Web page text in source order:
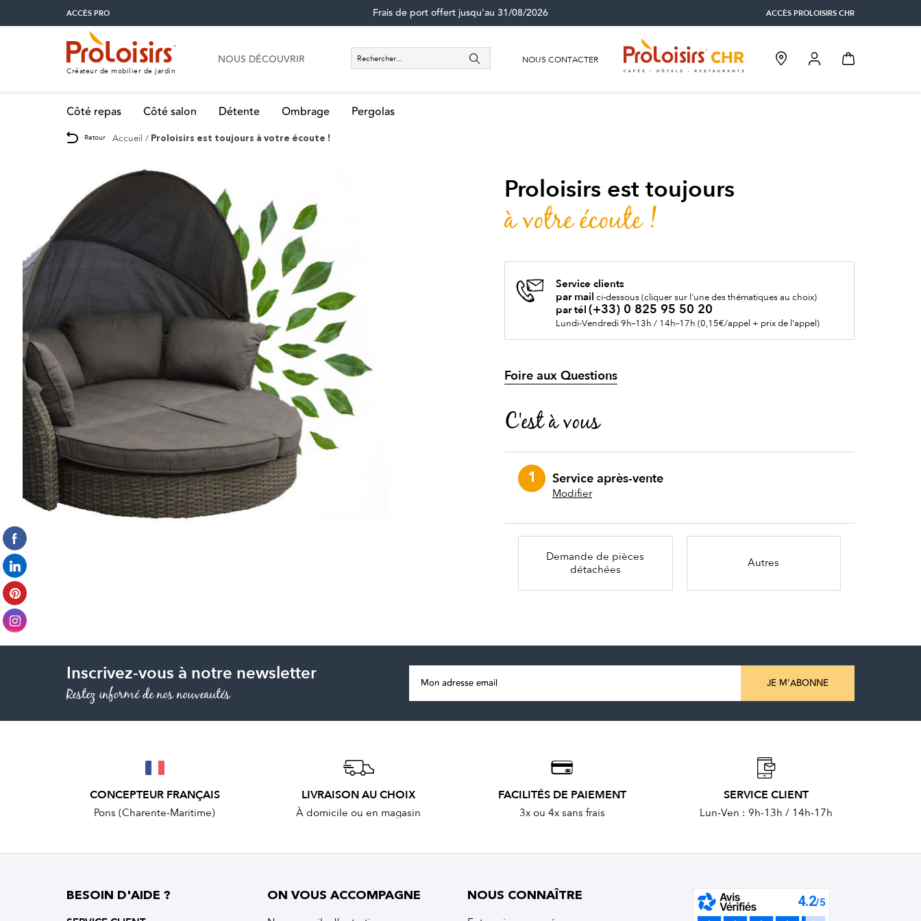
ACCÈS PRO ACCÈS PROLOISIRS CHR
Frais de port offert jusqu'au 31/08/2026
Créateur de mobilier de jardin
NOUS DÉCOUVRIR NOUS CONTACTER
Côté repas Côté salon Détente Ombrage Pergolas
Retour Accueil Proloisirs est toujours à votre écoute !
Proloisirs est toujours
à votre écoute !
Service clients
par mail ci-dessous (cliquer sur l'une des thématiques au choix)
par tél (+33) 0 825 95 50 20
Lundi-Vendredi 9h–13h / 14h–17h (0,15€/appel + prix de l'appel)
Foire aux Questions
C'est à vous
Service après-vente
Modifier
Demande de pièces
détachées
Autres
Inscrivez-vous à notre newsletter
Restez informé de nos nouveautés
JE M'ABONNE
CONCEPTEUR FRANÇAIS
Pons (Charente-Maritime)
LIVRAISON AU CHOIX
À domicile ou en magasin
FACILITÉS DE PAIEMENT
3x ou 4x sans frais
SERVICE CLIENT
Lun-Ven : 9h-13h / 14h-17h
BESOIN D'AIDE ? ON VOUS ACCOMPAGNE NOUS CONNAÎTRE